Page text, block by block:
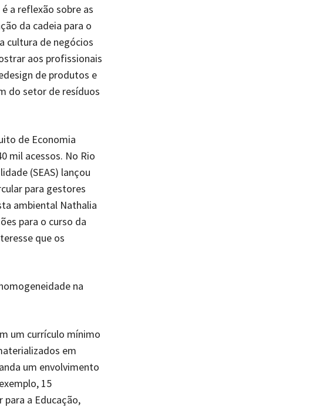
a reflexão sobre as
da cadeia para o
cultura de negócios
aos profissionais
de produtos e
do setor de resíduos
de Economia
mil acessos. No Rio
(SEAS) lançou
para gestores
ambiental Nathalia
para o curso da
que os
na
um currículo mínimo
em
um envolvimento
15
para a Educação,